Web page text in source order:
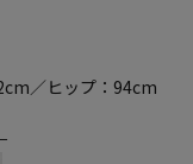
／ヒップ：94cm